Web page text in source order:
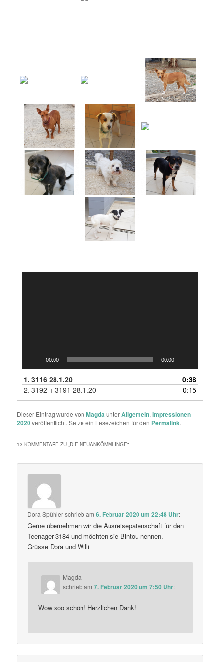
00:00 00:00
1.3116 28.1.20
0:38
2.3192 + 3191 28.1.20 0:15
Dieser Eintrag wurde vonMagdaunterAllgemein,Impressionen
2020veröffentlicht. Setze ein Lesezeichen für den Permalink.
13 KOMMENTARE ZU „DIE NEUANKÖMMLINGE“
Dora Spühlerschriebam6. Februar 2020 um 22:48 Uhr:
Gerne übernehmen wir die Ausreisepatenschaft für den
Teenager 3184 und möchten sie Bintou nennen.
Grüsse Dora und Willi
Magda
schriebam7. Februar 2020 um 7:50 Uhr:
Wow soo schön! Herzlichen Dank!